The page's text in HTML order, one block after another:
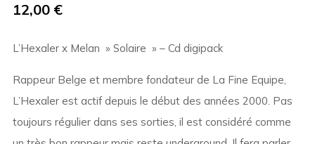
12,00 €
L’Hexaler x Melan » Solaire » – Cd digipack
Rappeur Belge et membre fondateur de La Fine Equipe,
L’Hexaler est actif depuis le début des années 2000. Pas
toujours régulier dans ses sorties, il est considéré comme